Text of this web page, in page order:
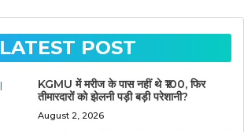
LATEST POST
KGMU में मरीज के पास नहीं थे ₹100, फिर
तीमारदारों को झेलनी पड़ी बड़ी परेशानी?
August 2, 2026